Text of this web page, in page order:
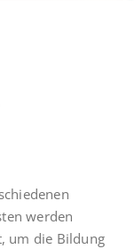
werden
um die Bildung